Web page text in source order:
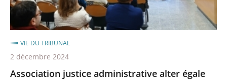
Association justice administrative alter égale
VIE DU TRIBUNAL
2 décembre 2024